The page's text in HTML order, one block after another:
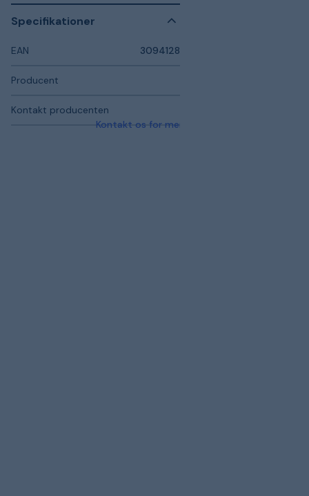
Specifikationer
EAN 3094128
Producent
Kontakt producenten
Kontakt os for mere information